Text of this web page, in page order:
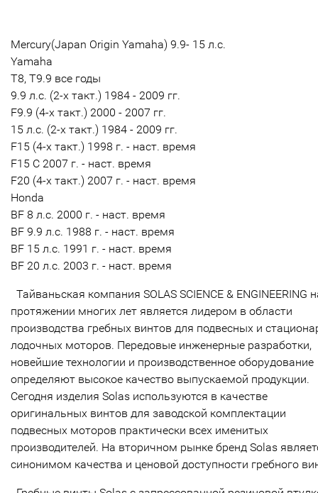
Mercury(Japan Origin Yamaha) 9.9- 15 л.с.
Yamaha
T8, T9.9 все годы
9.9 л.с. (2-х такт.) 1984 - 2009 гг.
F9.9 (4-х такт.) 2000 - 2007 гг.
15 л.с. (2-х такт.) 1984 - 2009 гг.
F15 (4-х такт.) 1998 г. - наст. время
F15 C 2007 г. - наст. время
F20 (4-х такт.) 2007 г. - наст. время
Honda
BF 8 л.с. 2000 г. - наст. время
BF 9.9 л.с. 1988 г. - наст. время
BF 15 л.с. 1991 г. - наст. время
BF 20 л.с. 2003 г. - наст. время
Тайваньская компания SOLAS SCIENCE & ENGINEERING
протяжении многих лет является лидером в области
производства гребных винтов для подвесных и
лодочных моторов. Передовые инженерные разработки,
новейшие технологии и производственное оборудование
определяют высокое качество выпускаемой продукции.
Сегодня изделия Solas используются в качестве
оригинальных винтов для заводской комплектации
подвесных моторов практически всех именитых
производителей. На вторичном рынке бренд Solas
синонимом качества и ценовой доступности гребного